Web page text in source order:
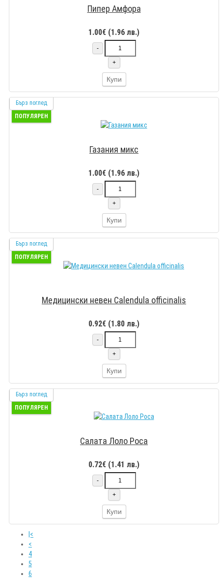
Пипер Амфора
1.00€ (1.96 лв.)
-
+
Купи
Бърз поглед
ПОПУЛЯРЕН
Газания микс
1.00€ (1.96 лв.)
-
+
Купи
Бърз поглед
ПОПУЛЯРЕН
Медицински невен Calendula officinalis
0.92€ (1.80 лв.)
-
+
Купи
Бърз поглед
ПОПУЛЯРЕН
Салата Лоло Роса
0.72€ (1.41 лв.)
-
+
Купи
|<
<
4
5
6